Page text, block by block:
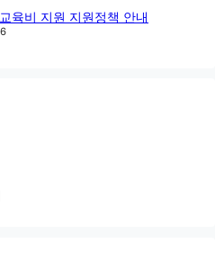
교육비 지원 지원정책 안내